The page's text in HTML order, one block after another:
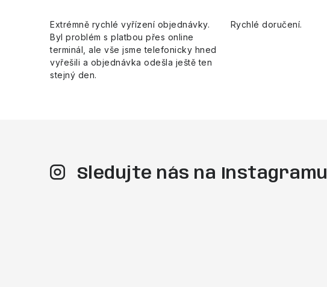
Extrémně rychlé vyřízení objednávky.
Byl problém s platbou přes online
terminál, ale vše jsme telefonicky hned
vyřešili a objednávka odešla ještě ten
stejný den.
Rychlé doručení.
Sledujte nás na Instagramu